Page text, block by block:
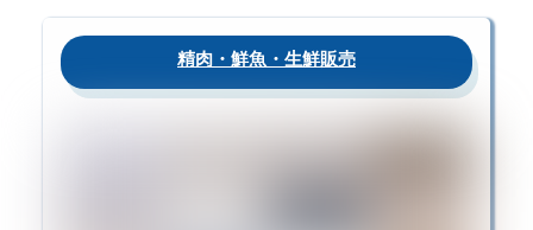
精肉・鮮魚・生鮮販売